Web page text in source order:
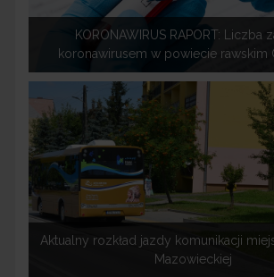
KORONAWIRUS RAPORT: Liczba
koronawirusem w powiecie rawskim
Aktualny rozkład jazdy komunikacji
Mazowieckiej